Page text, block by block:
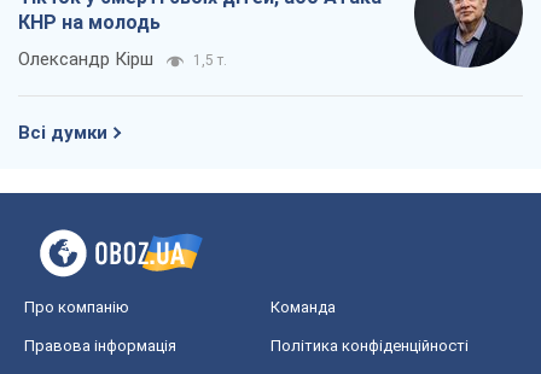
КНР на молодь
Олександр Кірш 1,5 т.
Всі думки
Про компанію Команда
Правова інформація Політика конфіденційності